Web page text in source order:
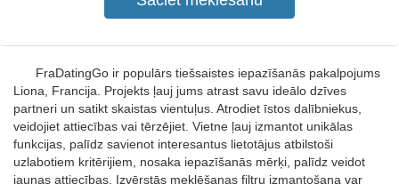
FraDatingGo ir populārs tiešsaistes iepazīšanās pakalpojums
Liona, Francija. Projekts ļauj jums atrast savu ideālo dzīves
partneri un satikt skaistas vientuļus. Atrodiet īstos dalībniekus,
veidojiet attiecības vai tērzējiet. Vietne ļauj izmantot unikālas
funkcijas, palīdz savienot interesantus lietotājus atbilstoši
uzlabotiem kritērijiem, nosaka iepazīšanās mērķi, palīdz veidot
jaunas attiecības. Izvērstās meklēšanas filtru izmantošana var